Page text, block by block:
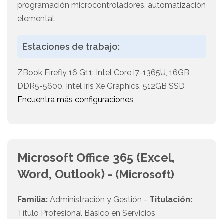
programación microcontroladores, automatización
elemental.
Estaciones de trabajo:
ZBook Firefly 16 G11: Intel Core i7-1365U, 16GB
DDR5-5600, Intel Iris Xe Graphics, 512GB SSD
Encuentra más configuraciones
Microsoft Office 365 (Excel,
Word, Outlook) - (Microsoft)
Familia: Administración y Gestión - Titulación:
Título Profesional Básico en Servicios